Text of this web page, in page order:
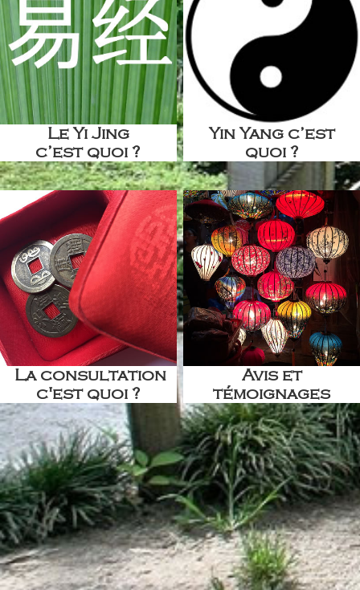
Le Yi Jing
c’est quoi ?
Yin Yang c’est
quoi ?
La consultation
c'est quoi ?
Avis et
témoignages